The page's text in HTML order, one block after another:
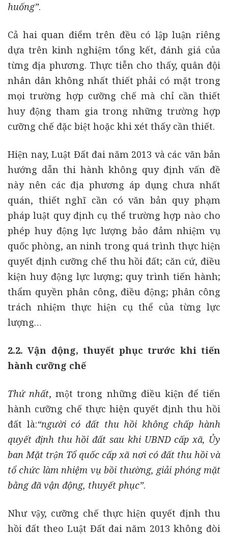
huống”.
Cả hai quan điểm trên đều có lập luận riêng
dựa trên kinh nghiệm tổng kết, đánh giá của
từng địa phương. Thực tiễn cho thấy, quân đội
nhân dân không nhất thiết phải có mặt trong
mọi trường hợp cưỡng chế mà chỉ cần thiết
huy động tham gia trong những trường hợp
cưỡng chế đặc biệt hoặc khi xét thấy cần thiết.
Hiện nay, Luật Đất đai năm 2013 và các văn bản
hướng dẫn thi hành không quy định vấn đề
này nên các địa phương áp dụng chưa nhất
quán, thiết nghĩ cần có văn bản quy phạm
pháp luật quy định cụ thể trường hợp nào cho
phép huy động lực lượng bảo đảm nhiệm vụ
quốc phòng, an ninh trong quá trình thực hiện
quyết định cưỡng chế thu hồi đất; căn cứ, điều
kiện huy động lực lượng; quy trình tiến hành;
thẩm quyền phân công, điều động; phân công
trách nhiệm thực hiện cụ thể của từng lực
lượng…
2.2. Vận động, thuyết phục trước khi tiến
hành cưỡng chế
Thứ nhất, một trong những điều kiện để tiến
hành cưỡng chế thực hiện quyết định thu hồi
đất là:“người có đất thu hồi không chấp hành
quyết định thu hồi đất sau khi UBND cấp xã, Ủy
ban Mặt trận Tổ quốc cấp xã nơi có đất thu hồi và
tổ chức làm nhiệm vụ bồi thường, giải phóng mặt
bằng đã vận động, thuyết phục”.
Như vậy, cưỡng chế thực hiện quyết định thu
hồi đất theo Luật Đất đai năm 2013 không đòi